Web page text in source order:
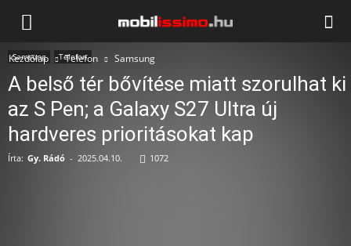
Mobilissimo.hu
Kezdőlap Telefon Samsung
Samsung Telefon
A belső tér bővítése miatt szorulhat ki
az S Pen; a Galaxy S27 Ultra új
hardveres prioritásokat kap
Írta: Gy. Rádó - 2025.04.10. 1072